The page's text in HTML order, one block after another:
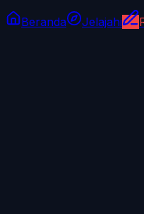
Beranda Jelajahi